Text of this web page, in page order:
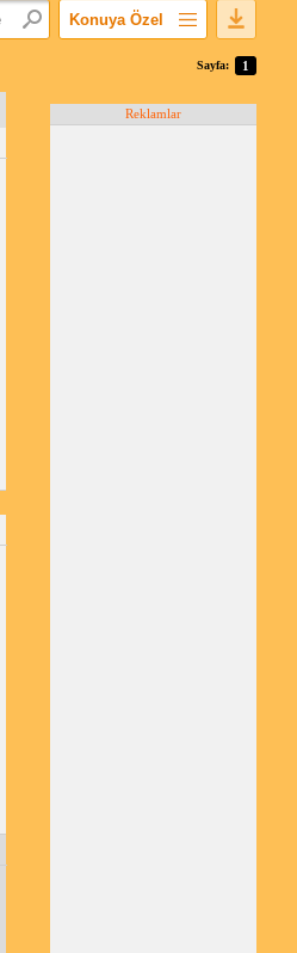
Konuya Özel
Popüler Mesajlar
Sayfa: 1
Reklamlar